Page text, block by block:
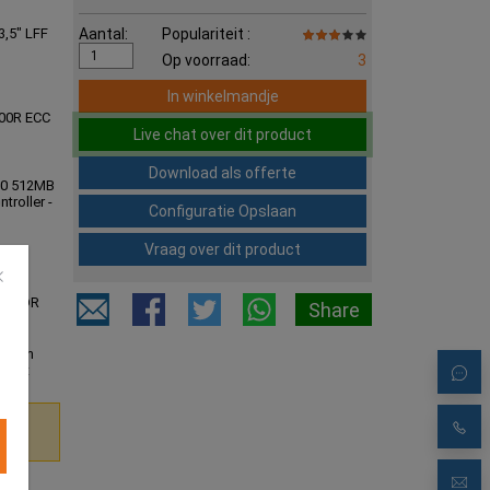
LFF
ECC
512MB
-
Aantal:
Populariteit :
Op voorraad:
3
In winkelmandje
Live chat over dit product
Download als offerte
Configuratie Opslaan
Vraag over dit product
Share